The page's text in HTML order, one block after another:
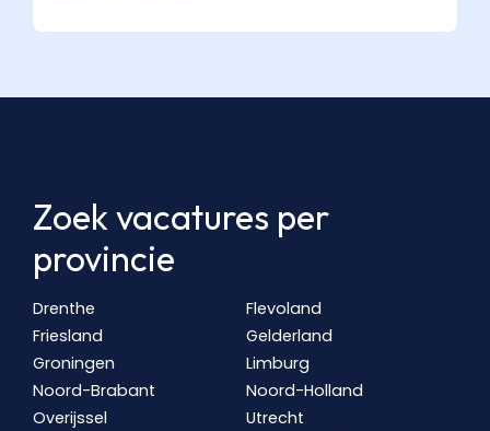
Zoek vacatures per
provincie
Drenthe
Flevoland
Friesland
Gelderland
Groningen
Limburg
Noord-Brabant
Noord-Holland
Overijssel
Utrecht